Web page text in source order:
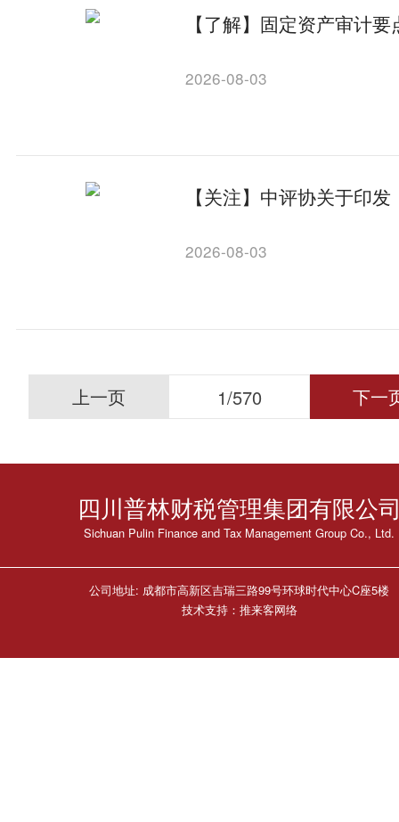
【了解】固定资产审计
2026-08-03
【关注】中评协关于印
2026-08-03
2
4
上一页 1/570 下一
四川普林财税管理集团有限公
Sichuan Pulin Finance and Tax Management Group Co., Ltd.
公司地址: 成都市高新区吉瑞三路99号环球时代中心C座5楼
技术支持：推来客网络